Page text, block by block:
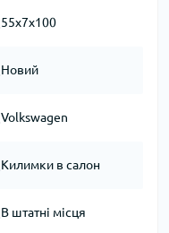
55x7x100
Новий
Volkswagen
Килимки в салон
В штатні місця